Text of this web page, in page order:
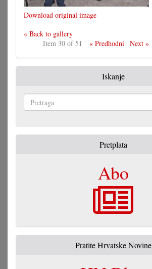
Download original image
« Back to gallery
Item 30 of 51
« Predhodni| Next »
Iskanje
Pretplata
Abo
Pratite Hrvatske Novine